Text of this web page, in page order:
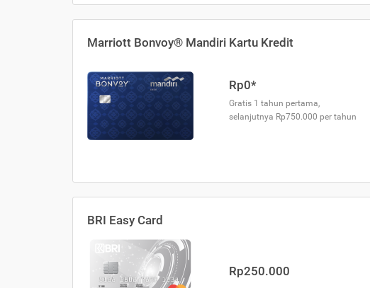
Marriott Bonvoy® Mandiri Kartu Kredit
Rp0*
Gratis 1 tahun pertama,
selanjutnya Rp750.000 per tahun
BRI Easy Card
Rp250.000